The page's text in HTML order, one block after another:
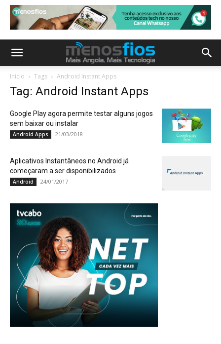
Início Tags Android Instant Apps
Tag: Android Instant Apps
Google Play agora permite testar alguns jogos
sem baixar ou instalar
Android Apps 21/03/2018
Aplicativos Instantâneos no Android já
começaram a ser disponibilizados
Android 24/01/2017